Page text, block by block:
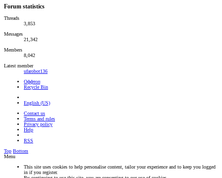
Forum statistics
Threads
3,853
Messages
21,342
Members
8,042
Latest member
ufarobot136
Оффтоп
Recycle Bin
English (US)
Contact us
Terms and rules
Privacy policy
Help
RSS
Top Bottom
Menu
This site uses cookies to help personalise content, tailor your experience and to keep you logged
in if you register.